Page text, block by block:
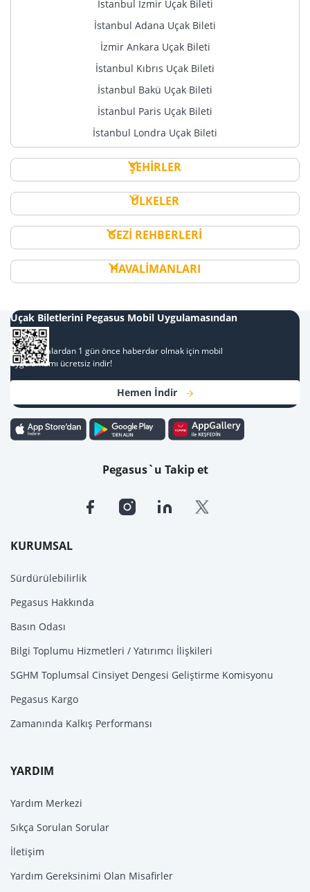
25 kişi üzerinden oluşturulan rezervasyonda kişi
sayısı minimum 10 kişi kalacak kadar azaltılabilir,
düşürülemez.
İstanbul İzmir Uçak Bileti
İstanbul Adana Uçak Bileti
İzmir Ankara Uçak Bileti
İstanbul Kıbrıs Uçak Bileti
İstanbul Bakü Uçak Bileti
İstanbul Paris Uçak Bileti
İstanbul Londra Uçak Bileti
ŞEHİRLER
ÜLKELER
GEZİ REHBERLERİ
HAVALİMANLARI
KURUMSAL
Sürdürülebilirlik
Pegasus Hakkında
Basın Odası
Bilgi Toplumu Hizmetleri / Yatırımcı İlişkileri
SGHM Toplumsal Cinsiyet Dengesi Geliştirme Komisyonu
Pegasus Kargo
Zamanında Kalkış Performansı
YARDIM
Yardım Merkezi
Sıkça Sorulan Sorular
İletişim
Yardım Gereksinimi Olan Misafirler
Uçak Biletlerini Pegasus Mobil Uygulamasından
Al
Kampanyalardan 1 gün önce haberdar olmak için mobil
uygulamamı ücretsiz indir!
Hemen İndir
Pegasus`u Takip et